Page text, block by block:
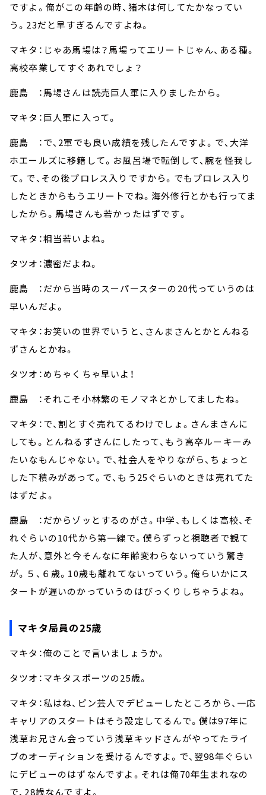
ですよ。俺がこの年齢の時、猪木は何してたかなってい
う。23だと早すぎるんですよね。
マキタ：じゃあ馬場は？馬場ってエリートじゃん、ある種。
高校卒業してすぐあれでしょ？
鹿島 ：馬場さんは読売巨人軍に入りましたから。
マキタ：巨人軍に入って。
鹿島 ：で、2軍でも良い成績を残したんですよ。で、大洋
ホエールズに移籍して。お風呂場で転倒して、腕を怪我し
て。で、その後プロレス入りですから。でもプロレス入り
したときからもうエリートでね。海外修行とかも行ってま
したから。馬場さんも若かったはずです。
マキタ：相当若いよね。
タツオ：濃密だよね。
鹿島 ：だから当時のスーパースターの20代っていうのは
早いんだよ。
マキタ：お笑いの世界でいうと、さんまさんとかとんねる
ずさんとかね。
タツオ：めちゃくちゃ早いよ！
鹿島 ：それこそ小林繁のモノマネとかしてましたね。
マキタ：で、割とすぐ売れてるわけでしょ。さんまさんに
しても。とんねるずさんにしたって、もう高卒ルーキーみ
たいなもんじゃない。で、社会人をやりながら、ちょっと
した下積みがあって。で、もう25ぐらいのときは売れてた
はずだよ。
鹿島 ：だからゾッとするのがさ。中学、もしくは高校、そ
れぐらいの10代から第一線で。僕らずっと視聴者で観て
た人が、意外と今そんなに年齢変わらないっていう驚き
が。５、６歳。10歳も離れてないっていう。俺らいかにス
タートが遅いのかっていうのはびっくりしちゃうよね。
マキタ局員の25歳
マキタ：俺のことで言いましょうか。
タツオ：マキタスポーツの25歳。
マキタ：私はね、ピン芸人でデビューしたところから、一応
キャリアのスタートはそう設定してるんで。僕は97年に
浅草お兄さん会っていう浅草キッドさんがやってたライ
ブのオーディションを受けるんですよ。で、翌98年ぐらい
にデビューのはずなんですよ。それは俺70年生まれなの
で、28歳なんですよ。